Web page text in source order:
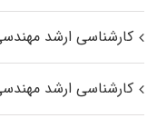
کارشناسی ارشد
کارشناسی ارشد